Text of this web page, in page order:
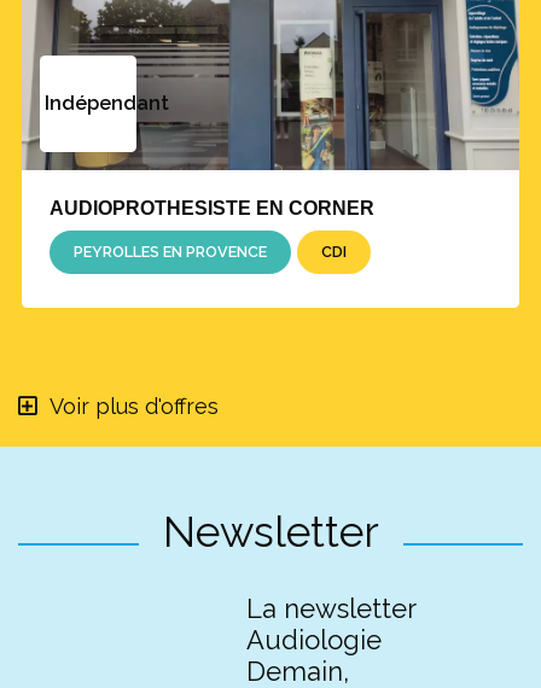
Indépendant
AUDIOPROTHESISTE EN CORNER
PEYROLLES EN PROVENCE CDI
Voir plus d'offres
Newsletter
La newsletter
Audiologie
Demain,